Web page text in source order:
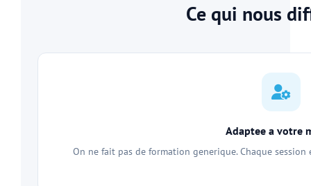
Ce qui nous
Adaptee a votre
On ne fait pas de formation generique. Chaque